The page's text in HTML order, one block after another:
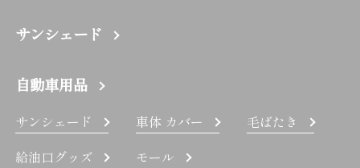
サンシェード
自動車用品
サンシェード 車体 カバー
毛ばたき
給油口グッズ
モール